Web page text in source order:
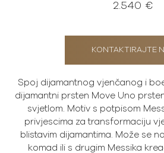
2.540 €
KONTAKTIRAJTE
Spoj dijamantnog vjenčanog i
dijamantni prsten Move Uno
svjetlom. Motiv s potpisom
privjescima za transformaciju
blistavim dijamantima. Može se
komad ili s drugim Messika